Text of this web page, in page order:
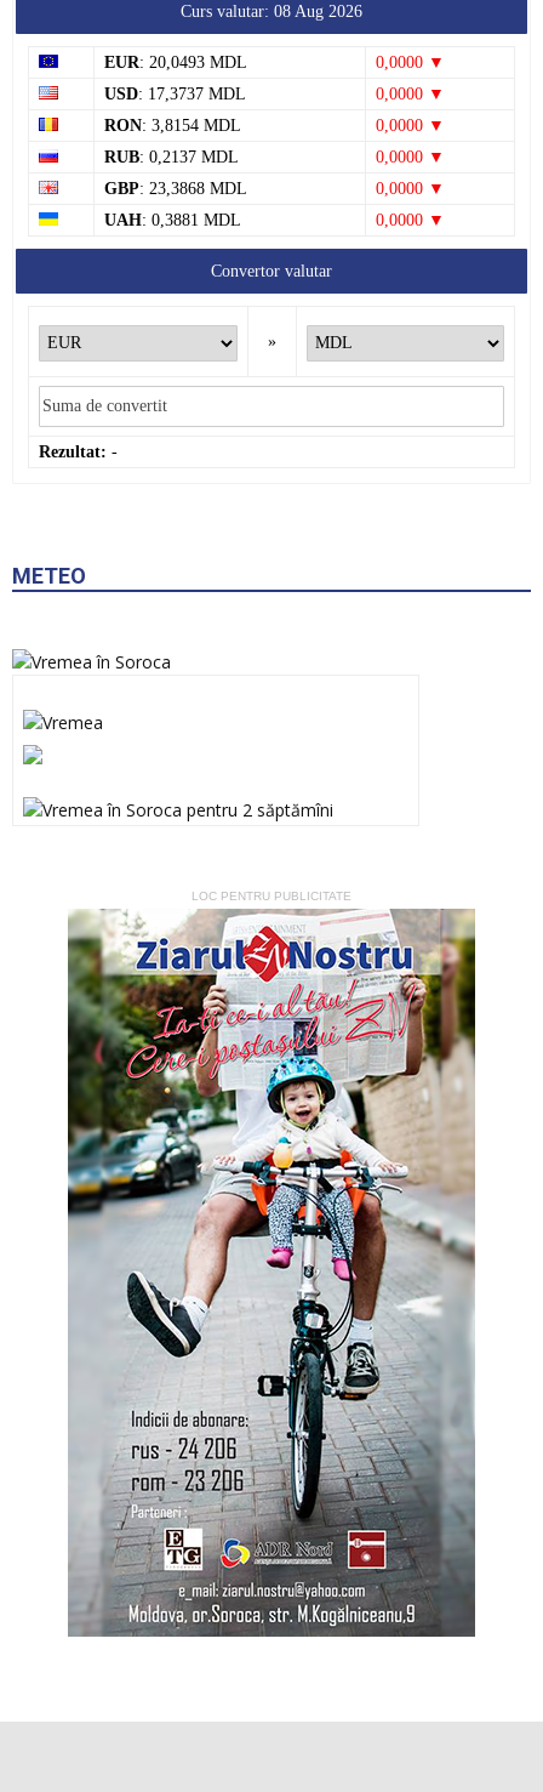
Curs valutar: 08 Aug 2026
EUR: 20,0493 MDL
0,0000 ▼
USD: 17,3737 MDL
0,0000 ▼
RON: 3,8154 MDL
0,0000 ▼
RUB: 0,2137 MDL
0,0000 ▼
GBP: 23,3868 MDL
0,0000 ▼
UAH: 0,3881 MDL 0,0000 ▼
Convertor valutar
»
Rezultat: -
METEO
LOC PENTRU PUBLICITATE